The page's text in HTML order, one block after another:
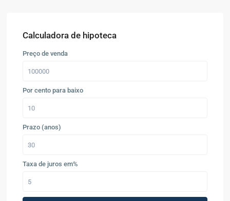
Calculadora de hipoteca
Preço de venda
Por cento para baixo
Prazo (anos)
Taxa de juros em%